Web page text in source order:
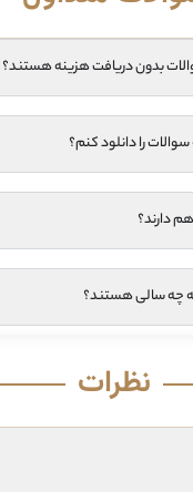
بدون دریافت هزینه هستند؟
را دانلود کنم؟
دارند؟
چه سالی هستند؟
نظرات